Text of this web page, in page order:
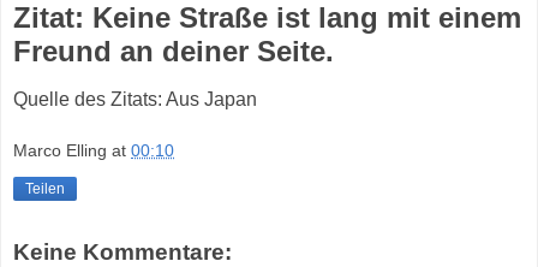
Zitat: Keine Straße ist lang mit einem
Freund an deiner Seite.
Quelle des Zitats: Aus Japan
Marco Elling at 00:10
Teilen
Keine Kommentare: